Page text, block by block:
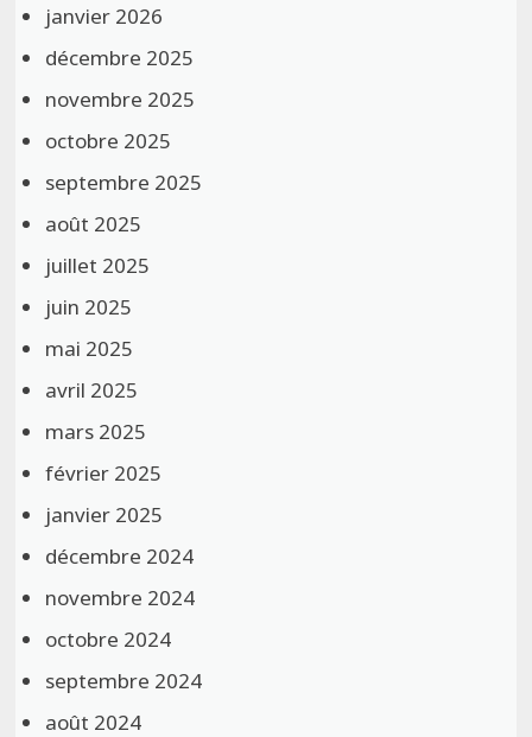
janvier 2026
décembre 2025
novembre 2025
octobre 2025
septembre 2025
août 2025
juillet 2025
juin 2025
mai 2025
avril 2025
mars 2025
février 2025
janvier 2025
décembre 2024
novembre 2024
octobre 2024
septembre 2024
août 2024